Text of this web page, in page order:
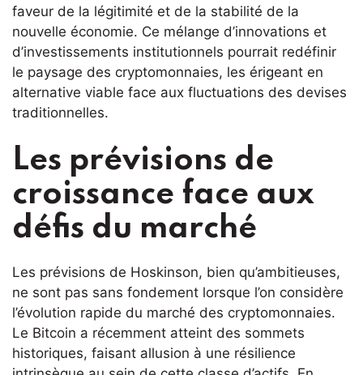
faveur de la légitimité et de la stabilité de la
nouvelle économie. Ce mélange d’innovations et
d’investissements institutionnels pourrait redéfinir
le paysage des cryptomonnaies, les érigeant en
alternative viable face aux fluctuations des devises
traditionnelles.
Les prévisions de
croissance face aux
défis du marché
Les prévisions de Hoskinson, bien qu’ambitieuses,
ne sont pas sans fondement lorsque l’on considère
l’évolution rapide du marché des cryptomonnaies.
Le Bitcoin a récemment atteint des sommets
historiques, faisant allusion à une résilience